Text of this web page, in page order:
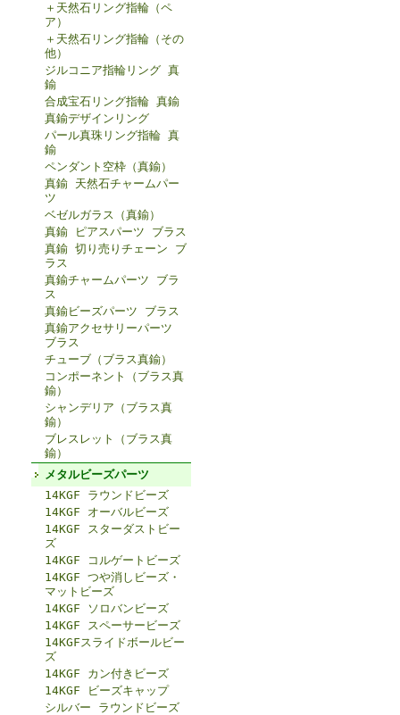
＋天然石リング指輪（ペ
ア）
＋天然石リング指輪（その
他）
ジルコニア指輪リング 真
鍮
合成宝石リング指輪 真鍮
真鍮デザインリング
パール真珠リング指輪 真
鍮
ペンダント空枠（真鍮）
真鍮 天然石チャームパー
ツ
ベゼルガラス（真鍮）
真鍮 ピアスパーツ ブラス
真鍮 切り売りチェーン ブ
ラス
真鍮チャームパーツ ブラ
ス
真鍮ビーズパーツ ブラス
真鍮アクセサリーパーツ
ブラス
チューブ（ブラス真鍮）
コンポーネント（ブラス真
鍮）
シャンデリア（ブラス真
鍮）
ブレスレット（ブラス真
鍮）
メタルビーズパーツ
14KGF ラウンドビーズ
14KGF オーバルビーズ
14KGF スターダストビー
ズ
14KGF コルゲートビーズ
14KGF つや消しビーズ・
マットビーズ
14KGF ソロバンビーズ
14KGF スペーサービーズ
14KGFスライドボールビー
ズ
14KGF カン付きビーズ
14KGF ビーズキャップ
シルバー ラウンドビーズ